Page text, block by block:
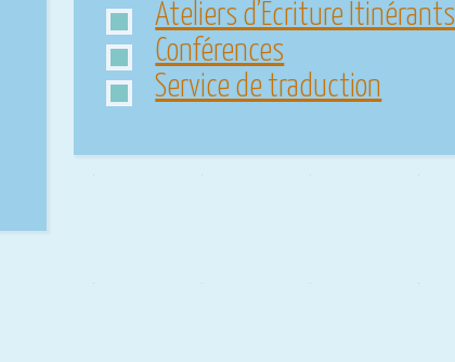
Ateliers d’Ecriture Itinérants
Conférences
Service de traduction